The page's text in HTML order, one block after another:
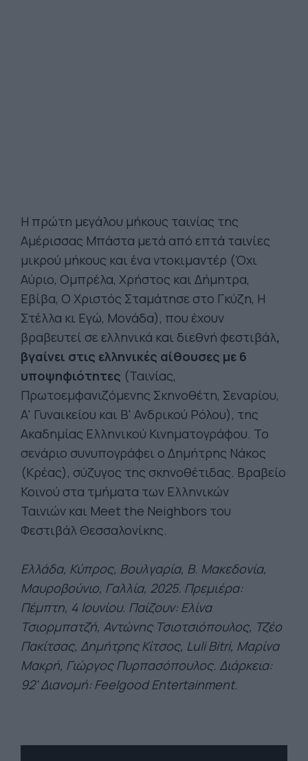
Η πρώτη μεγάλου μήκους ταινίας της
Αμέρισσας Μπάστα μετά από επτά ταινίες
μικρού μήκους και ένα ντοκιμαντέρ (Όχι
Αύριο, Ομπρέλα, Χρήστος και Δήμητρα,
Εβίβα, Ο Χριστός Σταμάτησε στο Γκύζη, Η
Στέλλα κι Εγώ, Μονάδα), που έχουν
βραβευτεί σε ελληνικά και διεθνή φεστιβάλ,
βγαίνει στις ελληνικές αίθουσες με 6
υποψηφιότητες (Ταινίας,
Πρωτοεμφανιζόμενης Σκηνοθέτη, Σεναρίου,
Α' Γυναικείου και Β' Ανδρικού Ρόλου), της
Ακαδημίας Ελληνικού Κινηματογράφου. Το
σενάριο συνυπογράφει ο Δημήτρης Νάκος
(Κρέας), σύζυγος της σκηνοθέτιδας. Βραβείο
Κοινού στα τμήματα των Ελληνικών
Ταινιών και Meet the Neighbors του
Φεστιβάλ Θεσσαλονίκης.
Ελλάδα, Κύπρος, Βουλγαρία, Β. Μακεδονία,
Μαυροβούνιο, Γαλλία, 2025. Πρεμιέρα:
Πέμπτη, 4 Ιουνίου. Παίζουν: Ελίνα
Τσιορμπατζή, Αντώνης Τσιοτσιόπουλος, Τζέο
Πακίτσας, Δημήτρης Κίτσος, Luli Bitri, Μαρίνα
Μακρή, Γιώργος Πυρπασόπουλος. Διάρκεια:
92' Διανομή: Feelgood Entertainment.